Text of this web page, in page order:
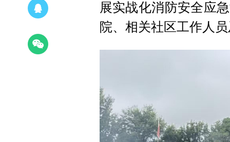
展实战化消防安全应
院、相关社区工作人